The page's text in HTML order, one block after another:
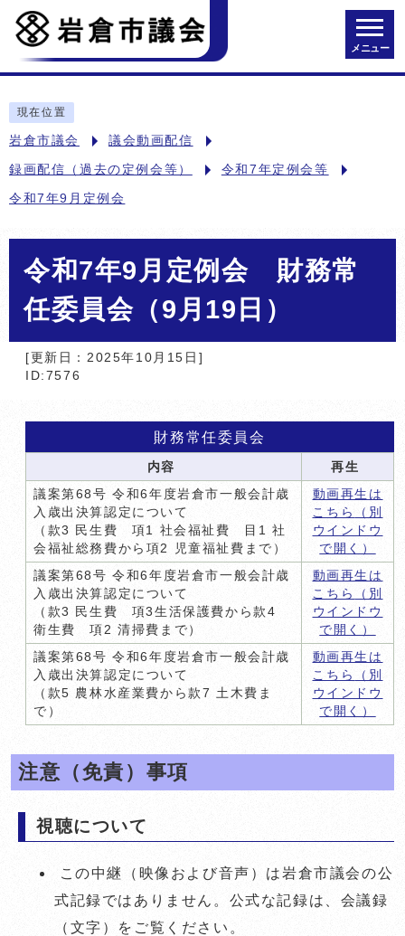
メニュー
現在位置
岩倉市議会 議会動画配信
録画配信（過去の定例会等） 令和7年定例会等
令和7年9月定例会
令和7年9月定例会 財務常
任委員会（9月19日）
[更新日：2025年10月15日]
ID:7576
財務常任委員会
内容
再生
議案第68号 令和6年度岩倉市一般会計歳
入歳出決算認定について
（款3 民生費 項1 社会福祉費 目1 社
会福祉総務費から項2 児童福祉費まで）
動画再生は
こちら
（別
ウインドウ
で開く）
議案第68号 令和6年度岩倉市一般会計歳
入歳出決算認定について
（款3 民生費 項3生活保護費から款4
衛生費 項2 清掃費まで）
動画再生は
こちら
（別
ウインドウ
で開く）
議案第68号 令和6年度岩倉市一般会計歳
入歳出決算認定について
（款5 農林水産業費から款7 土木費ま
で）
動画再生は
こちら
（別
ウインドウ
で開く）
注意（免責）事項
視聴について
この中継（映像および音声）は岩倉市議会の公
式記録ではありません。公式な記録は、会議録
（文字）をご覧ください。